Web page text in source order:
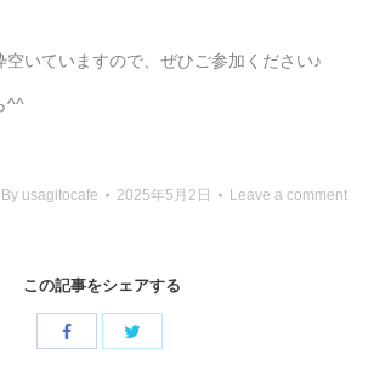
空いていますので、ぜひご参加ください♪
^^
By usagitocafe 2025年5月2日 Leave a comment
この記事をシェアする